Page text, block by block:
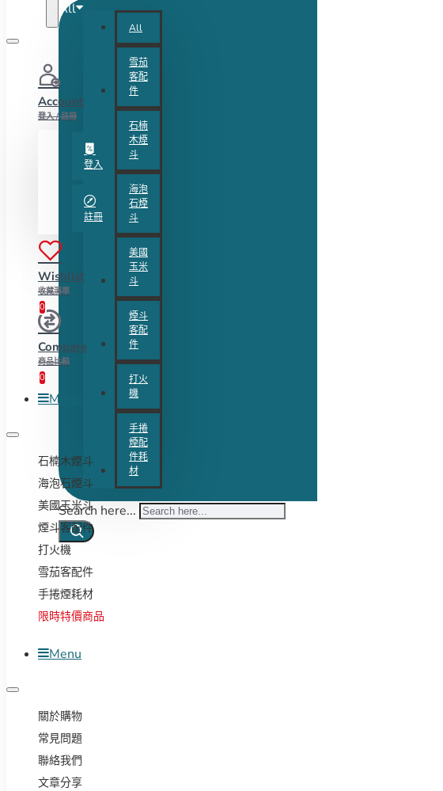
All
All
雪茄
客配
件
石楠
木煙
斗
海泡
石煙
斗
美國
玉米
斗
煙斗
客配
件
打火
機
手捲
煙配
件耗
材
Search here...
Account
登入 / 註冊
登入
註冊
Wishlist
收藏清單
0
Compare
商品比較
0
Menu
石楠木煙斗
海泡石煙斗
美國玉米斗
煙斗客配件
打火機
雪茄客配件
手捲煙耗材
限時特價商品
Menu
關於購物
常見問題
聯絡我們
文章分享